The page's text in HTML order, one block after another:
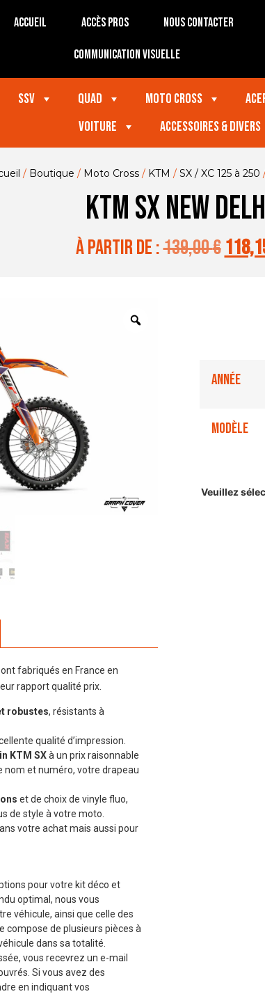
Accueil Accès Pros Nous contacter
Communication visuelle
SSV Quad Moto Cross
VOITURE
Accessoires & divers
/ Boutique / Moto Cross / KTM / SX / XC 125 à 250
KTM SX NEW
à partir de :139,00€
fabriqués en France en
rapport qualité prix.
robustes, résistants à
qualité d’impression.
KTM SXà un prix raisonnable
nom et numéro, votre drapeau
et de choix de vinyle fluo,
de style à votre moto.
votre achat mais aussi pour
pour votre kit déco et
optimal, nous vous
véhicule, ainsi que celle des
compose de plusieurs pièces à
dans sa totalité.
vous recevrez un e-mail
Si vous avez des
en indiquant vos
Année
Modèle
Veuillez